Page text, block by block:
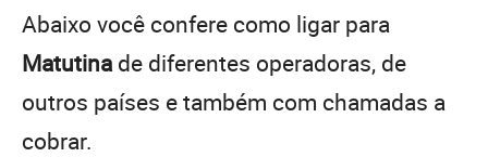
Abaixo você confere como ligar para
Matutina de diferentes operadoras, de
outros países e também com chamadas a
cobrar.